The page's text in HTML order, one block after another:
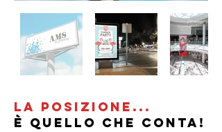
LA POSIZIONE...
è quello che conta!